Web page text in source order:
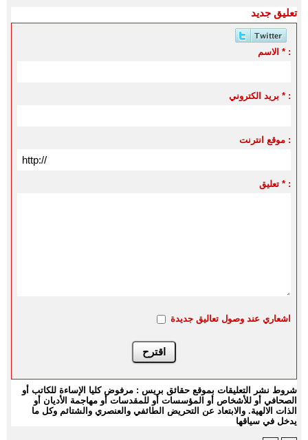
تعليق جديد
الاسم * :
بريد الكتروني * :
موقع انترنت :
تعليق * :
اشعاري عند وصول تعاليق جديدة
شروط نشر التعليقات بموقع حقائق بريس : مرفوض كليا الإساءة للكاتب أو
الصحافي أو للأشخاص أو المؤسسات أو للمقدسات أو مهاجمة الأديان أو
الذات الالهية. والابتعاد عن التحريض الطائفي والعنصري والشتائم وكل ما
يدخل في سياقها